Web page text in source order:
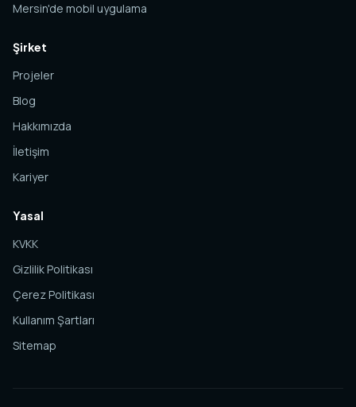
Mersin'de mobil uygulama
Şirket
Projeler
Blog
Hakkımızda
İletişim
Kariyer
Yasal
KVKK
Gizlilik Politikası
Çerez Politikası
Kullanım Şartları
Sitemap